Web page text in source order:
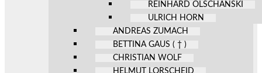
REINHARD OLSCHANSKI
ULRICH HORN
ANDREAS ZUMACH
BETTINA GAUS ( † )
CHRISTIAN WOLF
HELMUT LORSCHEID